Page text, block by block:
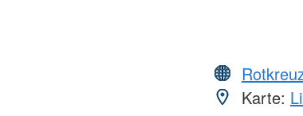
Karte: